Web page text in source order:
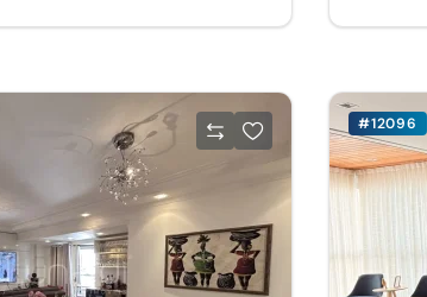
#12096